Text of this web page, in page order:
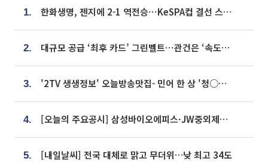
1. 한화생명, 젠지에 2-1 역전승⋯KeSPA컵 결선 스테이지 2 직행
2. 대규모 공급 ‘최후 카드’ 그린벨트⋯관건은 ‘속도’ [주택공급 승부수의 조건]
3. '2TV 생생정보' 오늘방송맛집- 민어 한 상 '청○○○' vs 전복 한 상 '명○'
4. [오늘의 주요공시] 삼성바이오에피스·JW중외제약·한미반도체·SK바이오사이언스 등
5. [내일날씨] 전국 대체로 맑고 무더위…낮 최고 34도